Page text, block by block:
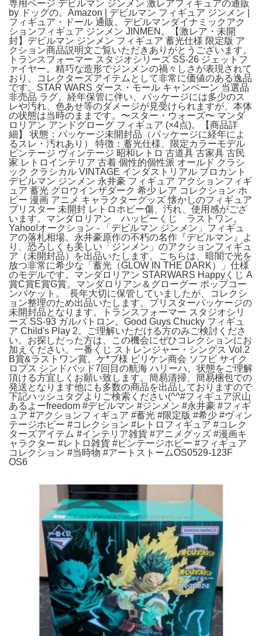
専用ページ デビルマン ジンメン 激レアフィギュアの通販
by ドッグの。Amazon | デビルマン フィギュア ジンメン |
フィギュア・ドール 通販。デビルマンダイナミックアク
ションフィギュア ジンメン JINMEN。【激レア・未開
封】デビルマン ジンメン フィギュア 蓄光仕様 限定版 ア
クション商品説明文ご覧いただきありがとうございます。
トランスフォーマー スタジオシリーズ SS-26 ジェットフ
ァイヤー。精巧な造形でジンメンの禍々しさが表現されて
おり、コレクターズアイテムとして非常に価値のある逸品
です。STAR WARS ダース・モール キャンペーン 当選品
非売品 ラグ。経年保管に伴い、パッケージには多少のス
レや汚れ、色あせ等のダメージが見受けられますが、本体
の状態は当時のままです。〜スター・ウォーズ〜 マンダ
ロリアン アンドグローグ フィギュア (×4点)。【商品詳
細】 状態：パッケージ未開封品（パッケージに経年によ
るスレ・汚れあり） 特徴：蓄光仕様、限定カラーモデル
ビンテージ ヴィンテージ 昭和レトロ 古道具 古家具 古民
家 レトロインテリア 古着 個性的個性派 オールド クラシ
ック クラシカル VINTAGE インダストリアル ブロカント
デビルマン ジンメン 永井豪 フィギュア アクションフィギ
ュア 蓄光 グロウインザダーク 希少 レア コレクション ホ
ビー 漫画 アニメ キャラクターグッズ 懐かしのフィギュア
ブリスター 未開封 レトロホビー傷、汚れ、使用感がござ
います。マンダロリアン ハッピーくじ ラストワン。
Yahoo!オークション - 「デビルマン ジンメン」フィギュ
アの落札相場。永井豪原作の不朽の名作『デビルマン』よ
り、恐ろしくも美しい「ジンメン」のアクションフィギュ
ア（未開封品）を出品いたします。こちらは、暗闇で光を
放つ非常に希少な「蓄光（GLOW IN THE DARK）」仕様
のモデルです。マンダロリアン STARWARS Happyくじ A
賞C賞E賞G賞。マンダロリアン＆グローグー ポップコー
ンバケット。 長年大切に保管していましたが、コレクシ
ョン整理のため出品いたします。ブリスターパッケージの
未開封品となります。トランスフォーマー スタジオシリ
ーズ SS-93 ガルバトロン。Good Guys Chucky フィギュ
ア Child's Play 2。ご理解いただける方のみご検討くださ
い。お探しだった方は、この機会にぜひコレクションにお
加えください。一番くじ ストレンジャー・シングス Vol.2
B賞&ラストワン賞。ケ*ブ様 ビリケン商会 ソフビ サイク
ロプス シンドバッド7回目の航海 ハリーハ。状態をご理解
頂ける方宜しくお願い致します。簡易清掃、簡易梱包での
発送となります他にも多数の商品を出品しておりますので
下記ハッシュタグよりご検索ください(^^#フィギュア沢山
あるよーfreedom #デビルマン #ジンメン #永井豪 #フィギ
ュア #アクションフィギュア #蓄光 #限定版 #希少 #ヴィン
テージホビー #コレクション #レトロフィギュア #コレク
ターズアイテム #インテリア雑貨 #アニメグッズ #漫画キ
ャラクター #レトロ雑貨 #ビンテージホビー #フィギュア
コレクション #当時物 #アートストームOS0529-123F
OS6